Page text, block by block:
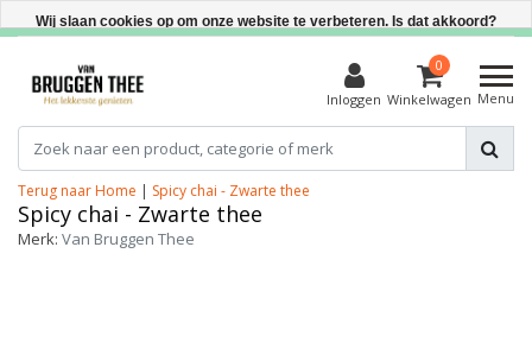
Direct uit voorraad leverbaar
Inloggen
0
Winkelwagen Menu
Terug naar Home | Spicy chai - Zwarte thee
Spicy chai - Zwarte thee
Merk: Van Bruggen Thee
Wij slaan cookies op om onze website te verbeteren. Is dat akkoord?
Meer over cookies »